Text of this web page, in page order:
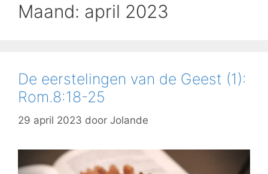
Maand: april 2023
De eerstelingen van de Geest (1):
Rom.8:18-25
29 april 2023 door Jolande